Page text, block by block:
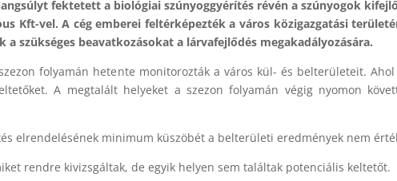
fektetett a biológiai szúnyoggyérítés révén a szúnyogok
Kft-vel. A cég emberei feltérképezték a város közigazgatási
szükséges beavatkozásokat a lárvafejlődés megakadályozására.
folyamán hetente monitorozták a város kül- és belterületeit.
A megtalált helyeket a szezon folyamán végig nyomon
elrendelésének minimum küszöbét a belterületi eredmények nem
rendre kivizsgáltak, de egyik helyen sem találtak potenciális keltetőt.